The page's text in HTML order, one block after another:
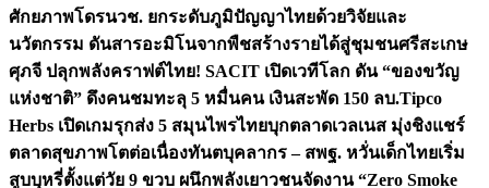
ศักยภาพโดรนวช. ยกระดับภูมิปัญญาไทยด้วยวิจัยและ
นวัตกรรม ดันสารอะมิโนจากพืชสร้างรายได้สู่ชุมชนศรีสะเกษ
ศุภจี ปลุกพลังคราฟต์ไทย! SACIT เปิดเวทีโลก ดัน “ของขวัญ
แห่งชาติ” ดึงคนชมทะลุ 5 หมื่นคน เงินสะพัด 150 ลบ.Tipco
Herbs เปิดเกมรุกส่ง 5 สมุนไพรไทยบุกตลาดเวลเนส มุ่งชิงแชร์
ตลาดสุขภาพโตต่อเนื่องทันตบุคลากร – สพฐ. หวั่นเด็กไทยเริ่ม
สูบบุหรี่ตั้งแต่วัย 9 ขวบ ผนึกพลังเยาวชนจัดงาน “Zero Smoke